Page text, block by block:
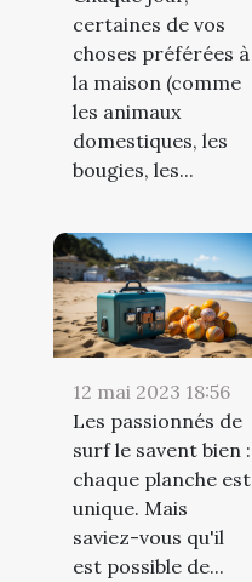
certaines de vos
choses préférées à
la maison (comme
les animaux
domestiques, les
bougies, les...
12 mai 2023 18:56
Les passionnés de
surf le savent bien :
chaque planche est
unique. Mais
saviez-vous qu'il
est possible de...